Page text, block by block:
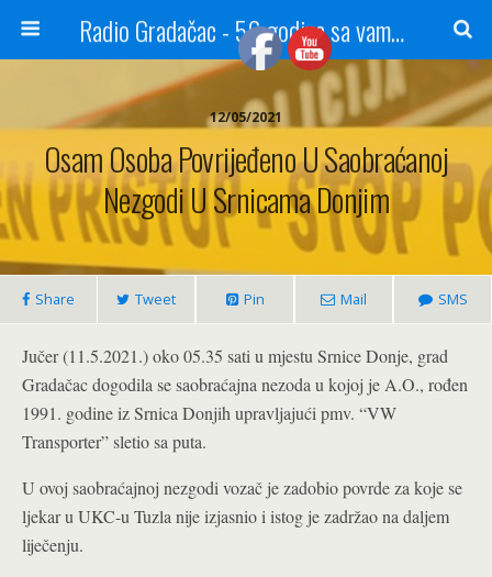
Radio Gradačac - 56 godina sa vama...
12/05/2021
Osam Osoba Povrijeđeno U Saobraćanoj
Nezgodi U Srnicama Donjim
Share Tweet Pin Mail SMS
Jučer (11.5.2021.) oko 05.35 sati u mjestu Srnice Donje, grad
Gradačac dogodila se saobraćajna nezoda u kojoj je A.O., rođen
1991. godine iz Srnica Donjih upravljajući pmv. “VW
Transporter” sletio sa puta.
U ovoj saobraćajnoj nezgodi vozač je zadobio povrde za koje se
ljekar u UKC-u Tuzla nije izjasnio i istog je zadržao na daljem
liječenju.